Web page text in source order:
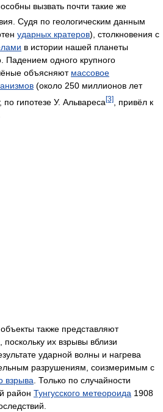
вызвать почти такие же
Судя по геологическим данным
ударных кратеров), столкновения с
в истории нашей планеты
Падением одного крупного
объясняют массовое
(около 250 миллионов лет
по гипотезе У. Альвареса[3]
, привёл к
также представляют
их взрывы вблизи
ударной волны и нагрева
разрушениям, соизмеримым с
взрыва. Только по случайности
район Тунгусского метеороида 1908